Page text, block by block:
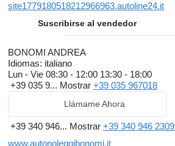
site1779180518212966963.autoline24.it
Suscribirse al vendedor
BONOMI ANDREA
Idiomas: italiano
Lun - Vie 08:30 - 12:00 13:30 - 18:00
+39 035 9... Mostrar +39 035 967018
Llámame Ahora
+39 340 946... Mostrar +39 340 946 2309
www.autonoleggibonomi.it